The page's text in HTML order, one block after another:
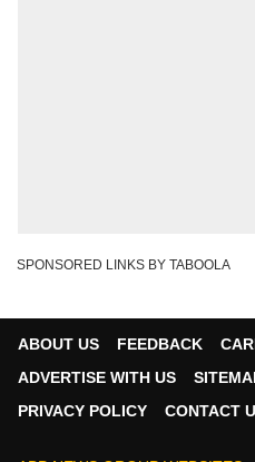
SPONSORED LINKS BY TABOOLA
ABOUT US FEEDBACK
ADVERTISE WITH US
PRIVACY POLICY
CONTACT